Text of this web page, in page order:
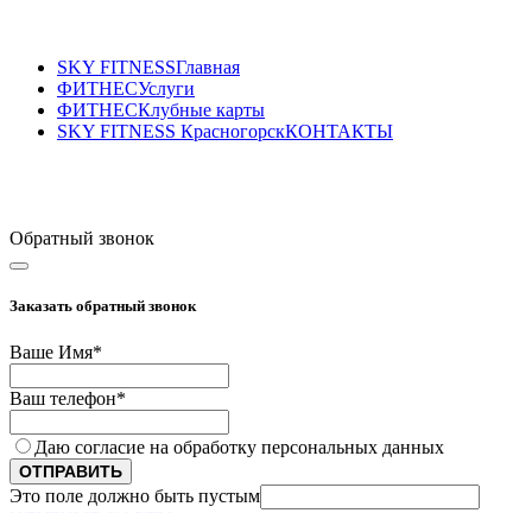
SKY FITNESSГлавная
ФИТНЕСУслуги
ФИТНЕСКлубные карты
SKY FITNESS КрасногорскКОНТАКТЫ
Обратный звонок
Заказать обратный звонок
Ваше Имя*
Ваш телефон*
Даю согласие на обработку персональных данных
ОТПРАВИТЬ
Это поле должно быть пустым